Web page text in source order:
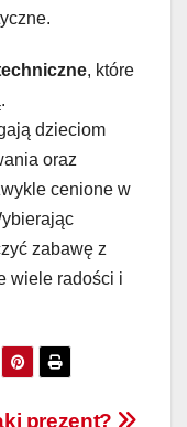
, które
dzieciom
oraz
cenione w
zabawę z
wiele radości i
prezent?